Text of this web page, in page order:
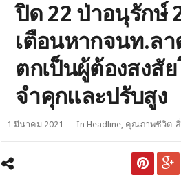
ปิด 22 ป่าอนุรักษ์
เตือนหากจนท.ลา
ตกเป็นผู้ต้องสงสั
จำคุกและปรับสูง
- 1 มีนาคม 2021 - InHeadline, คุณภาพชีวิต-สิ่